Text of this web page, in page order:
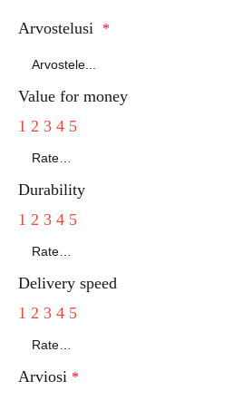
Arvostelusi *
Value for money
1 2 3 4 5
Durability
1 2 3 4 5
Delivery speed
1 2 3 4 5
Arviosi *